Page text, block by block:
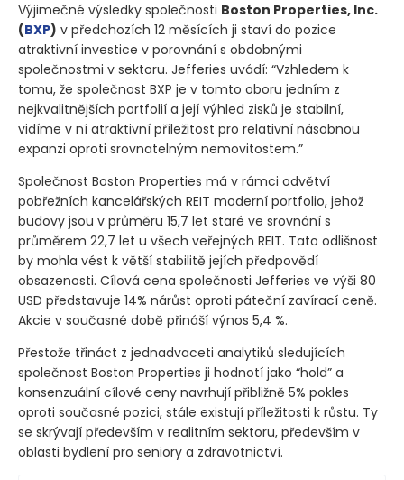
Výjimečné výsledky společnosti Boston Properties, Inc.
(BXP) v předchozích 12 měsících ji staví do pozice
atraktivní investice v porovnání s obdobnými
společnostmi v sektoru. Jefferies uvádí: “Vzhledem k
tomu, že společnost BXP je v tomto oboru jedním z
nejkvalitnějších portfolií a její výhled zisků je stabilní,
vidíme v ní atraktivní příležitost pro relativní násobnou
expanzi oproti srovnatelným nemovitostem.”
Společnost Boston Properties má v rámci odvětví
pobřežních kancelářských REIT moderní portfolio, jehož
budovy jsou v průměru 15,7 let staré ve srovnání s
průměrem 22,7 let u všech veřejných REIT. Tato odlišnost
by mohla vést k větší stabilitě jejích předpovědí
obsazenosti. Cílová cena společnosti Jefferies ve výši 80
USD představuje 14% nárůst oproti páteční zavírací ceně.
Akcie v současné době přináší výnos 5,4 %.
Přestože třináct z jednadvaceti analytiků sledujících
společnost Boston Properties ji hodnotí jako “hold” a
konsenzuální cílové ceny navrhují přibližně 5% pokles
oproti současné pozici, stále existují příležitosti k růstu. Ty
se skrývají především v realitním sektoru, především v
oblasti bydlení pro seniory a zdravotnictví.